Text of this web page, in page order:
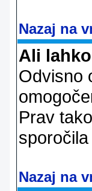
Nazaj na
Ali
Odvisno
Prav
Nazaj na